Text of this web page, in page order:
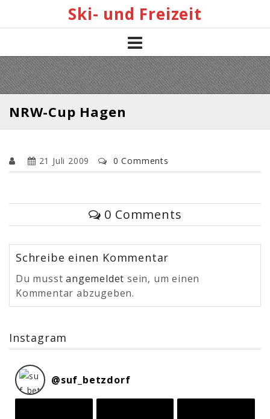
Ski- und Freizeit
NRW-Cup Hagen
21 Juli 2009 0 Comments
0 Comments
Schreibe einen Kommentar
Du musstangemeldet sein, um einen
Kommentar abzugeben.
Instagram
@suf_betzdorf